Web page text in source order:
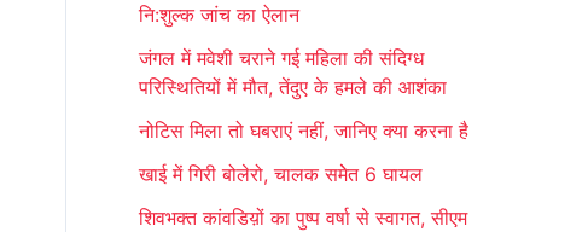
नि:शुल्क जांच का ऐलान
जंगल में मवेशी चराने गई महिला की संदिग्ध
परिस्थितियों में मौत, तेंदुए के हमले की आशंका
नोटिस मिला तो घबराएं नहीं, जानिए क्या करना है
खाई में गिरी बोलेरो, चालक समेेत 6 घायल
शिवभक्त कांवडिय़ों का पुष्प वर्षा से स्वागत, सीएम